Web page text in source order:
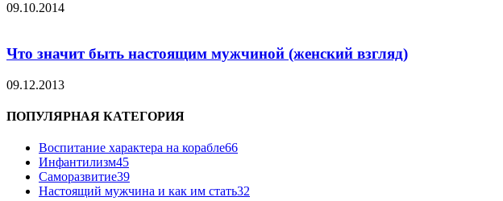
09.10.2014
Что значит быть настоящим мужчиной (женский взгляд)
09.12.2013
ПОПУЛЯРНАЯ КАТЕГОРИЯ
Воспитание характера на корабле66
Инфантилизм45
Саморазвитие39
Настоящий мужчина и как им стать32